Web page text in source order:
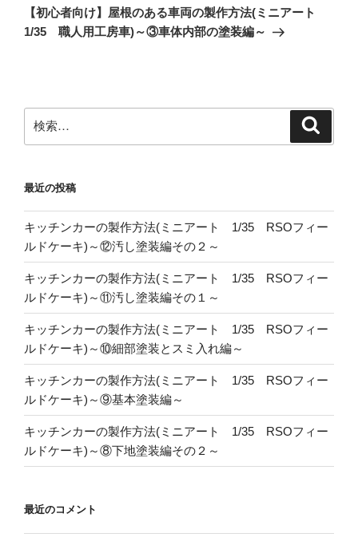
ー
シ
の
投
【初心者向け】屋根のある車両の製作方法(ミニアート
1/35 職人用工房車)～③車体内部の塗装編～
索:
最近の投稿
キッチンカーの製作方法(ミニアート 1/35 RSOフィー
ルドケーキ)～⑫汚し塗装編その２～
キッチンカーの製作方法(ミニアート 1/35 RSOフィー
ルドケーキ)～⑪汚し塗装編その１～
キッチンカーの製作方法(ミニアート 1/35 RSOフィー
ルドケーキ)～⑩細部塗装とスミ入れ編～
キッチンカーの製作方法(ミニアート 1/35 RSOフィー
ルドケーキ)～⑨基本塗装編～
キッチンカーの製作方法(ミニアート 1/35 RSOフィー
ルドケーキ)～⑧下地塗装編その２～
最近のコメント